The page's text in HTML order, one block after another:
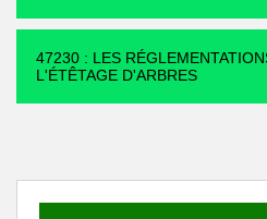
47230 : LES
L'ÉTÊTAGE D'ARBRES